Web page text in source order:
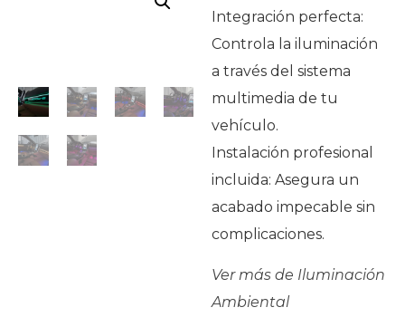
Integración perfecta:
Controla la iluminación
a través del sistema
multimedia de tu
vehículo.
Instalación profesional
incluida: Asegura un
acabado impecable sin
complicaciones.
Ver más de Iluminación
Ambiental